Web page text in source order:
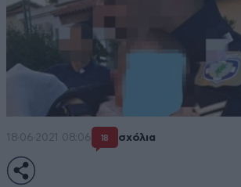
18·06·2021 08:06 18 σχόλια